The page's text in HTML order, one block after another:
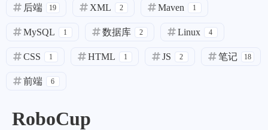
后端 19 XML 2 Maven 1
MySQL 1 数据库 2 Linux 4
CSS 1 HTML 1 JS 2 笔记 18
前端 6
RoboCup